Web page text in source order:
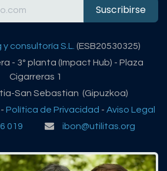
Suscribirse
consultoría S.L. (ESB20530325)
- 3º planta (Impact Hub) - Plaza
Cigarreras 1
San Sebastian (Gipuzkoa)
- Política de Privacidad - Aviso Legal
019
ibon@utilitas.org